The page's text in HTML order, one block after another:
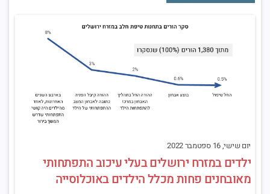
יום שישי, 16 ספטמבר 2022
ילדים במזרח ירושלים בעלי עיכוב התפתחותי
מאובחנים פחות מכלל הילדים באוכלוסייה